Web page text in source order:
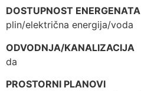
DOSTUPNOST ENERGENATA
plin/električna energija/voda
ODVODNJA/KANALIZACIJA
da
PROSTORNI PLANOVI